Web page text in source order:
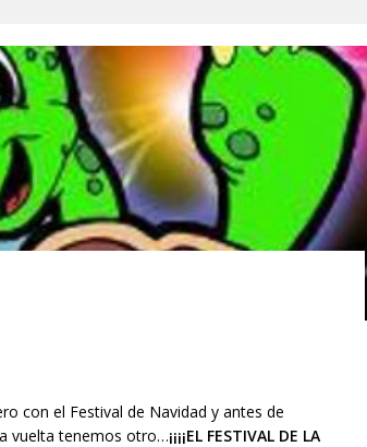
con el Festival de Navidad y antes de
vuelta tenemos otro…¡¡¡¡EL FESTIVAL DE LA